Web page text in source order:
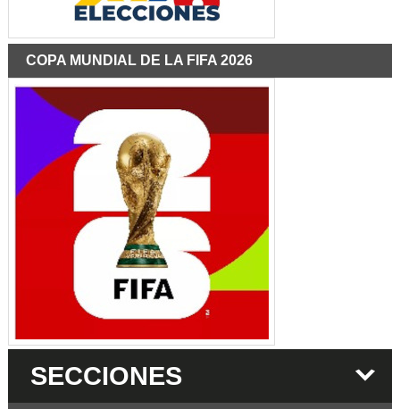
COPA MUNDIAL DE LA FIFA 2026
SECCIONES